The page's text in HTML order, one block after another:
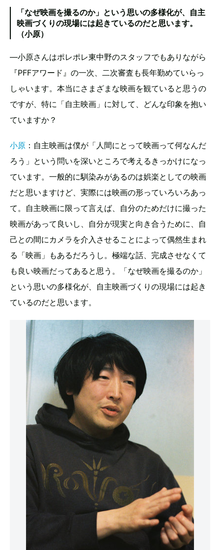
「なぜ映画を撮るのか」という思いの多様化が、自主
映画づくりの現場には起きているのだと思います。
（小原）
―小原さんはポレポレ東中野のスタッフでもありながら
『PFFアワード』の一次、二次審査も長年勤めていらっ
しゃいます。本当にさまざまな映画を観ていると思うの
ですが、特に「自主映画」に対して、どんな印象を抱い
ていますか？
小原 ：自主映画は僕が「人間にとって映画って何なんだ
ろう」という問いを深いところで考えるきっかけになっ
ています。一般的に馴染みがあるのは娯楽としての映画
だと思いますけど、実際には映画の形っていろいろあっ
て。自主映画に限って言えば、自分のためだけに撮った
映画があって良いし、自分が現実と向き合うために、自
己との間にカメラを介入させることによって偶然生まれ
る「映画」もあるだろうし。極端な話、完成させなくて
も良い映画だってあると思う。「なぜ映画を撮るのか」
という思いの多様化が、自主映画づくりの現場には起き
ているのだと思います。